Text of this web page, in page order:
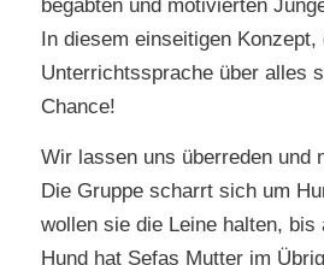
begabten und motivierten
In diesem einseitigen Konzept,
Unterrichtssprache über alles
Chance!
Wir lassen uns überreden und
Die Gruppe scharrt sich um
wollen sie die Leine halten, bis
Hund hat Sefas Mutter im